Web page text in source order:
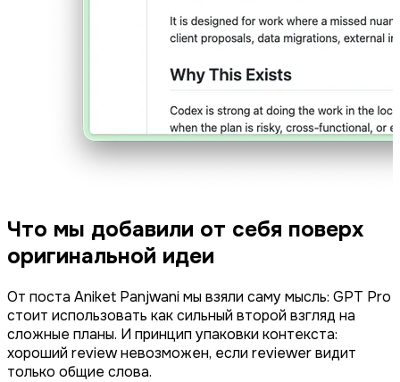
Что мы добавили от себя поверх
оригинальной идеи
От поста Aniket Panjwani мы взяли саму мысль: GPT Pro
стоит использовать как сильный второй взгляд на
сложные планы. И принцип упаковки контекста:
хороший review невозможен, если reviewer видит
только общие слова.